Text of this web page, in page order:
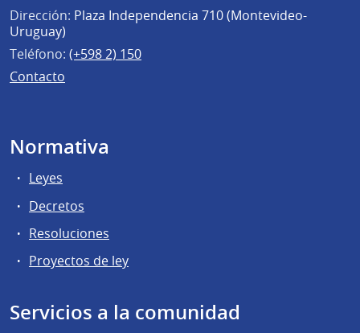
Dirección: Plaza Independencia 710 (Montevideo-
Uruguay)
Teléfono: (+598 2) 150
Contacto
Normativa
Leyes
Decretos
Resoluciones
Proyectos de ley
Servicios a la comunidad